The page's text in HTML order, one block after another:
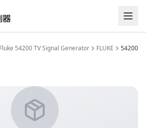
Fluke 54200 TV Signal Generator FLUKE 54200